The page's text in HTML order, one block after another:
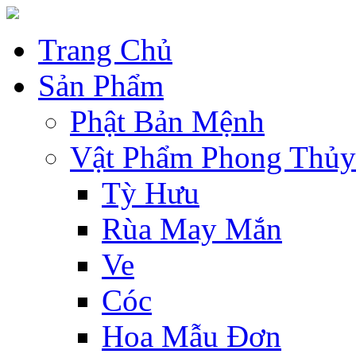
Trang Chủ
Sản Phẩm
Phật Bản Mệnh
Vật Phẩm Phong Thủy
Tỳ Hưu
Rùa May Mắn
Ve
Cóc
Hoa Mẫu Đơn